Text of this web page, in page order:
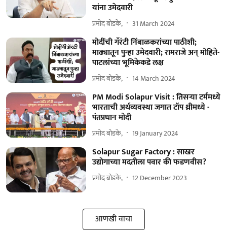
यांना उमेदवारी
प्रमोद बोडके, 31 March 2024
मोदींची गॅरंटी निंबाळकरांच्या पाठीशी;
माढ्यातून पुन्हा उमेदवारी; रामराजे अन्‌ मोहिते-
पाटलांच्या भूमिकेकडे लक्ष
प्रमोद बोडके, 14 March 2024
PM Modi Solapur Visit : तिसऱ्या टर्ममध्ये
भारताची अर्थव्यवस्था जगात टॉप थ्रीमध्ये -
पंतप्रधान मोदी
प्रमोद बोडके, 19 January 2024
Solapur Sugar Factory : साखर
उद्योगाच्या मदतीला पवार की फडणवीस?
प्रमोद बोडके, 12 December 2023
आणखी वाचा